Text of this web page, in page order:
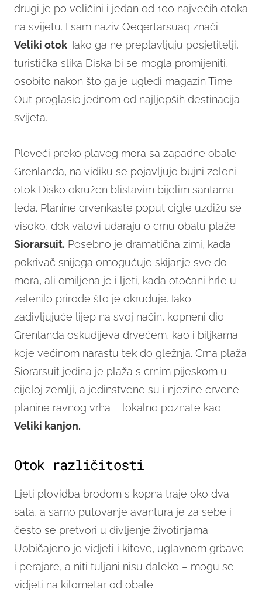
drugi je po veličini i jedan od 100 najvećih otoka
na svijetu. I sam naziv Qeqertarsuaq znači
Veliki otok. Iako ga ne preplavljuju posjetitelji,
turistička slika Diska bi se mogla promijeniti,
osobito nakon što ga je ugledi magazin Time
Out proglasio jednom od najljepših destinacija
svijeta.
Ploveći preko plavog mora sa zapadne obale
Grenlanda, na vidiku se pojavljuje bujni zeleni
otok Disko okružen blistavim bijelim santama
leda. Planine crvenkaste poput cigle uzdižu se
visoko, dok valovi udaraju o crnu obalu plaže
Siorarsuit. Posebno je dramatična zimi, kada
pokrivač snijega omogućuje skijanje sve do
mora, ali omiljena je i ljeti, kada otočani hrle u
zelenilo prirode što je okruđuje. Iako
zadivljujuće lijep na svoj način, kopneni dio
Grenlanda oskudijeva drvećem, kao i biljkama
koje većinom narastu tek do gležnja. Crna plaža
Siorarsuit jedina je plaža s crnim pijeskom u
cijeloj zemlji, a jedinstvene su i njezine crvene
planine ravnog vrha – lokalno poznate kao
Veliki kanjon.
Otok različitosti
Ljeti plovidba brodom s kopna traje oko dva
sata, a samo putovanje avantura je za sebe i
često se pretvori u divljenje životinjama.
Uobičajeno je vidjeti i kitove, uglavnom grbave
i perajare, a niti tuljani nisu daleko – mogu se
vidjeti na kilometar od obale.